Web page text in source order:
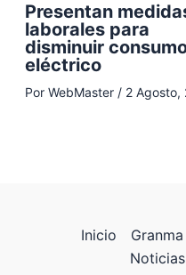
Presentan
laborales para
disminuir
eléctrico
Por WebMaster / 2 Agosto,
Inicio Granma
Noticias